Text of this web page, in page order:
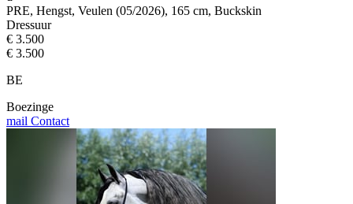
PRE, Hengst, Veulen (05/2026), 165 cm, Buckskin
Dressuur
€ 3.500
€ 3.500
BE
Boezinge
mail Contact